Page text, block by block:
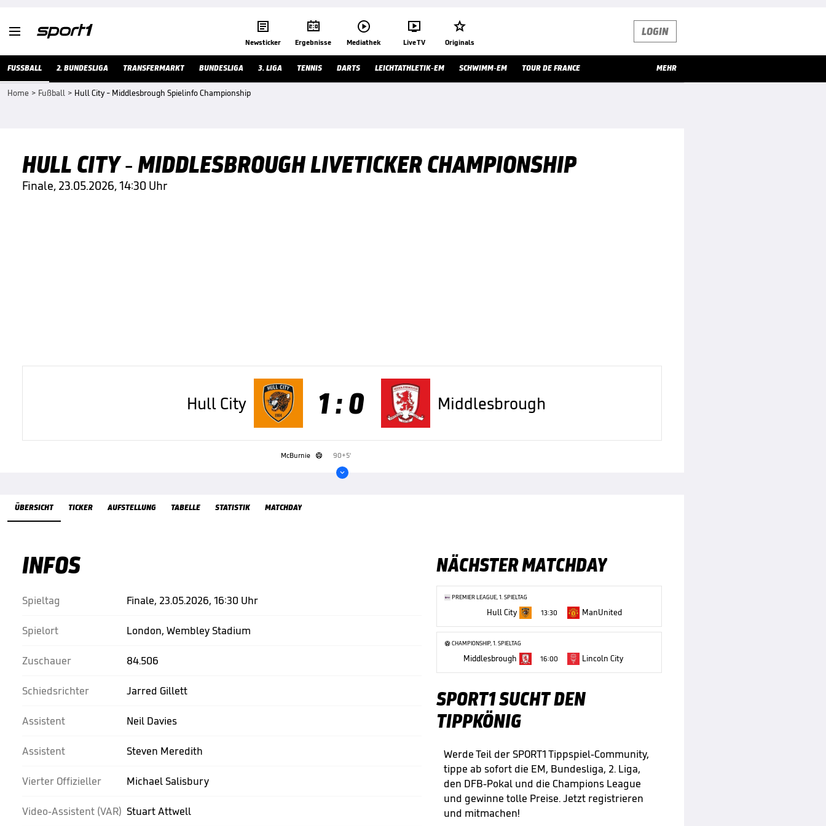
 
Newsticker

Ergebnisse

Mediathek

Live TV

Originals
LOGIN
FUSSBALL 2. BUNDESLIGA TRANSFERMARKT BUNDESLIGA 3. LIGA TENNIS DARTS LEICHTATHLETIK-EM SCHWIMM-EM TOUR DE FRANCE MEHR
Home > Fußball > Hull City - Middlesbrough Spielinfo Championship
HULL CITY - MIDDLESBROUGH LIVETICKER CHAMPIONSHIP
Finale, 23.05.2026, 14:30 Uhr
Hull City 1 : 0 Middlesbrough
McBurnie  90+5'

ÜBERSICHT TICKER AUFSTELLUNG TABELLE STATISTIK MATCHDAY
Übersicht
INFOS
Spieltag
Spielort
Zuschauer
Schiedsrichter
Assistent
Assistent
Vierter Offizieller
Video-Assistent (VAR)
Finale, 23.05.2026, 16:30 Uhr
London, Wembley Stadium
84.506
Jarred Gillett
Neil Davies
Steven Meredith
Michael Salisbury
Stuart Attwell
NÄCHSTER MATCHDAY
PREMIER LEAGUE, 1. SPIELTAG
Hull City 13:30 ManUnited
CHAMPIONSHIP, 1. SPIELTAG
Middlesbrough 16:00 Lincoln City
SPORT1 SUCHT DEN
TIPPKÖNIG
Werde Teil der SPORT1 Tippspiel-Community,
tippe ab sofort die EM, Bundesliga, 2. Liga,
den DFB-Pokal und die Champions League
und gewinne tolle Preise. Jetzt registrieren
und mitmachen!